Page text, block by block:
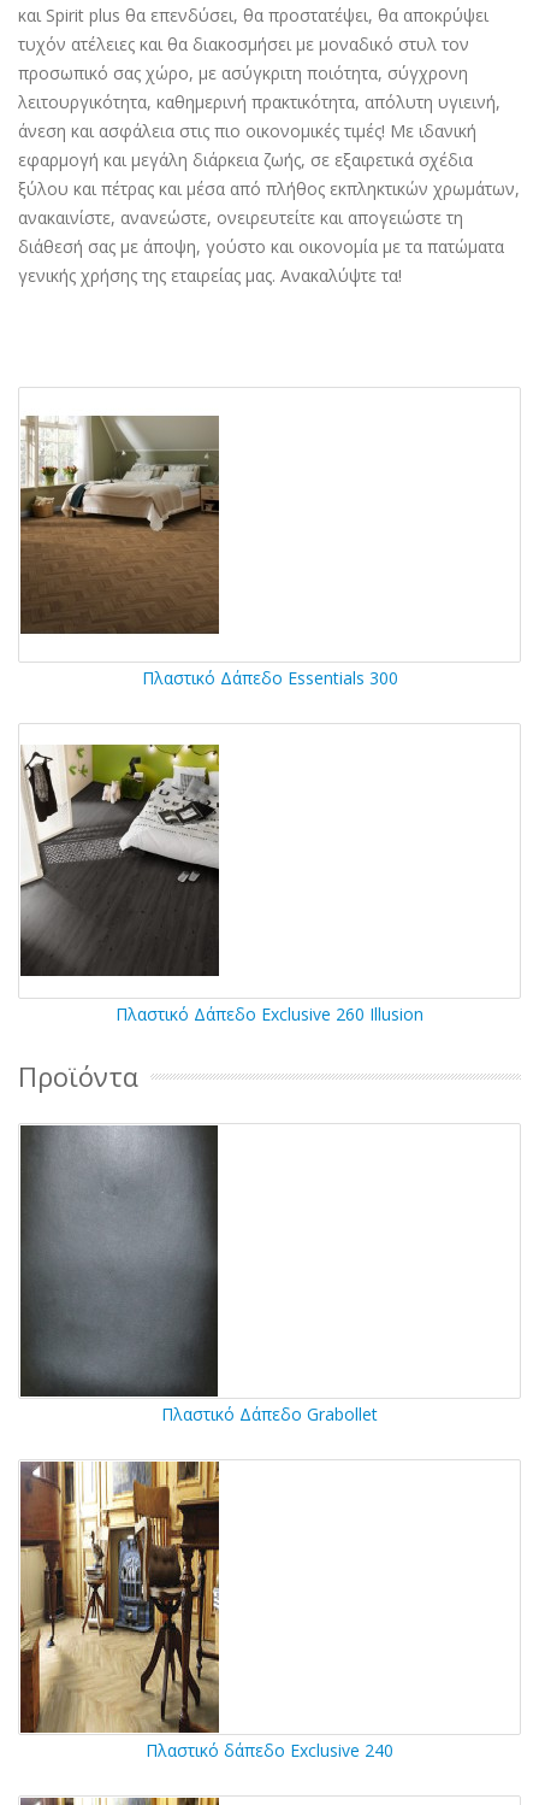
και Spirit plus θα επενδύσει, θα προστατέψει, θα αποκρύψει
τυχόν ατέλειες και θα διακοσμήσει με μοναδικό στυλ τον
προσωπικό σας χώρο, με ασύγκριτη ποιότητα, σύγχρονη
λειτουργικότητα, καθημερινή πρακτικότητα, απόλυτη υγιεινή,
άνεση και ασφάλεια στις πιο οικονομικές τιμές! Με ιδανική
εφαρμογή και μεγάλη διάρκεια ζωής, σε εξαιρετικά σχέδια
ξύλου και πέτρας και μέσα από πλήθος εκπληκτικών χρωμάτων,
ανακαινίστε, ανανεώστε, ονειρευτείτε και απογειώστε τη
διάθεσή σας με άποψη, γούστο και οικονομία με τα πατώματα
γενικής χρήσης της εταιρείας μας. Ανακαλύψτε τα!
Πλαστικό Δάπεδο Essentials 300
Πλαστικό Δάπεδο Exclusive 260 Illusion
Προϊόντα
Πλαστικό Δάπεδο Grabollet
Πλαστικό δάπεδο Exclusive 240